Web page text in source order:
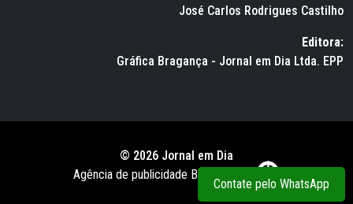
José Carlos Rodrigues Castilho
Editora:
Gráfica Bragança - Jornal em Dia Ltda. EPP
© 2026 Jornal em Dia
Agência de publicidade BWS RUSSO
Contate pelo WhatsApp